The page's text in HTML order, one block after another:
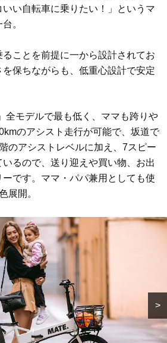
いい自転車に乗りたい！」というマ
。
ることを前提に一から設計されてお
を保ちながらも、低重心設計で安定
全モデルで最も低く、ママも跨りや
のアシスト走行が可能で、坂道で
のアシストレベルに加え、7スピー
いるので、送り迎えや買い物、お出
です。ママ・パパ兼用としても使
展開。
>